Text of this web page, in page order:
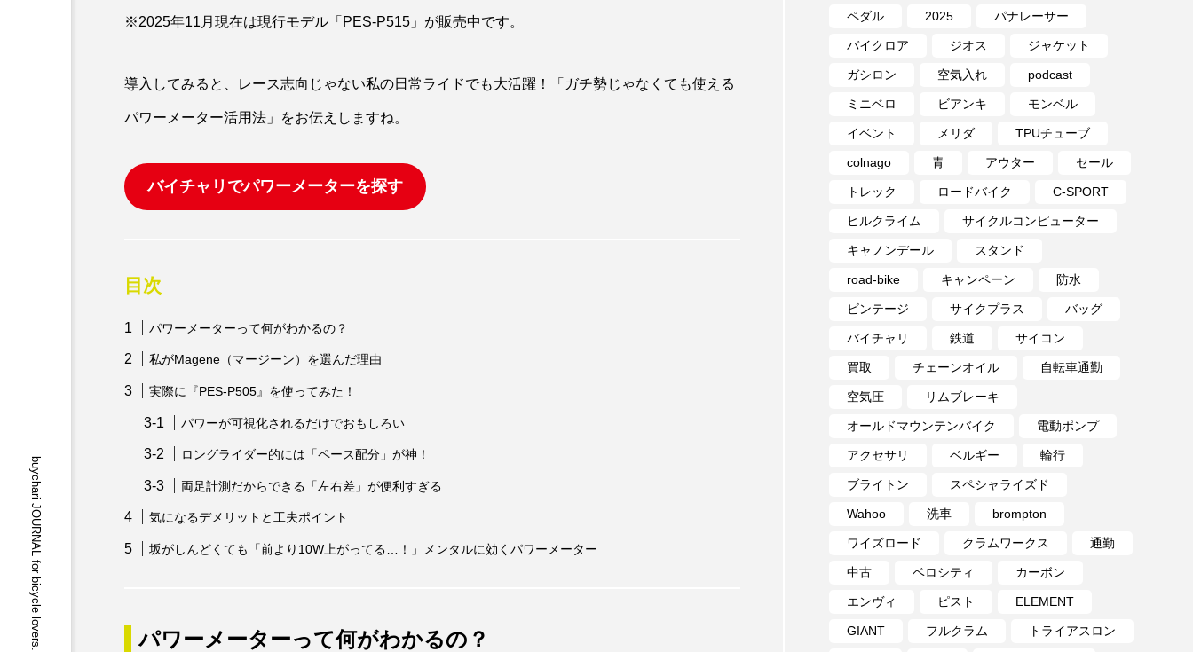
buychari JOURNAL for bicycle lovers.
※2025年11月現在は現行モデル「PES-P515」が販売中です。
導入してみると、レース志向じゃない私の日常ライドでも大活躍！「ガチ勢じゃなくても使える
パワーメーター活用法」をお伝えしますね。
バイチャリでパワーメーターを探す
目次
パワーメーターって何がわかるの？
私がMagene（マージーン）を選んだ理由
実際に『PES-P505』を使ってみた！
パワーが可視化されるだけでおもしろい
ロングライダー的には「ペース配分」が神！
両足計測だからできる「左右差」が便利すぎる
気になるデメリットと工夫ポイント
坂がしんどくても「前より10W上がってる…！」メンタルに効くパワーメーター
パワーメーターって何がわかるの？
ペダル 2025 パナレーサー
バイクロア ジオス ジャケット
ガシロン 空気入れ podcast
ミニベロ ビアンキ モンベル
イベント メリダ TPUチューブ
colnago 青 アウター セール
トレック ロードバイク C-SPORT
ヒルクライム サイクルコンピューター
キャノンデール スタンド
road-bike キャンペーン 防水
ビンテージ サイクプラス バッグ
バイチャリ 鉄道 サイコン
買取 チェーンオイル 自転車通勤
空気圧 リムブレーキ
オールドマウンテンバイク 電動ポンプ
アクセサリ ベルギー 輪行
ブライトン スペシャライズド
Wahoo 洗車 brompton
ワイズロード クラムワークス 通勤
中古 ベロシティ カーボン
エンヴィ ピスト ELEMENT
GIANT フルクラム トライアスロン